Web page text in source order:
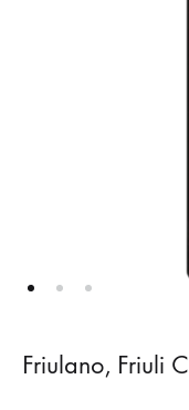
Friulano, Friuli